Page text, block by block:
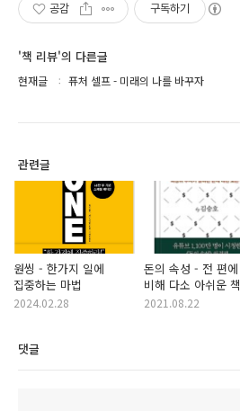
공감 구독하기
'책 리뷰'의 다른글
현재글 퓨처 셀프 - 미래의 나를 바꾸자
관련글
원씽 - 한가지 일에
집중하는 마법
2024.02.28
돈의 속성 - 전 편에
비해 다소 아쉬운 책
2021.08.22
댓글